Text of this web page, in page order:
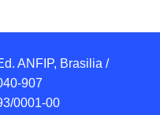
ANFIP, Brasilia /
907
0001-00